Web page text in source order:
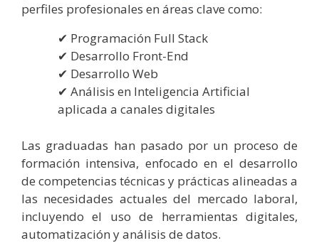
perfiles profesionales en áreas clave como:
Programación Full Stack
Desarrollo Front-End
Desarrollo Web
Análisis en Inteligencia Artificial
aplicada a canales digitales
Las graduadas han pasado por un proceso de
formación intensiva, enfocado en el desarrollo
de competencias técnicas y prácticas alineadas a
las necesidades actuales del mercado laboral,
incluyendo el uso de herramientas digitales,
automatización y análisis de datos.